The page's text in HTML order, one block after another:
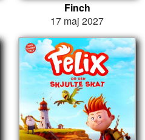
Finch
17 maj 2027